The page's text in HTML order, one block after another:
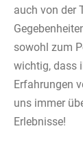
auch von der
sowohl zum
wichtig, dass
Erfahrungen
uns immer
Erlebnisse!